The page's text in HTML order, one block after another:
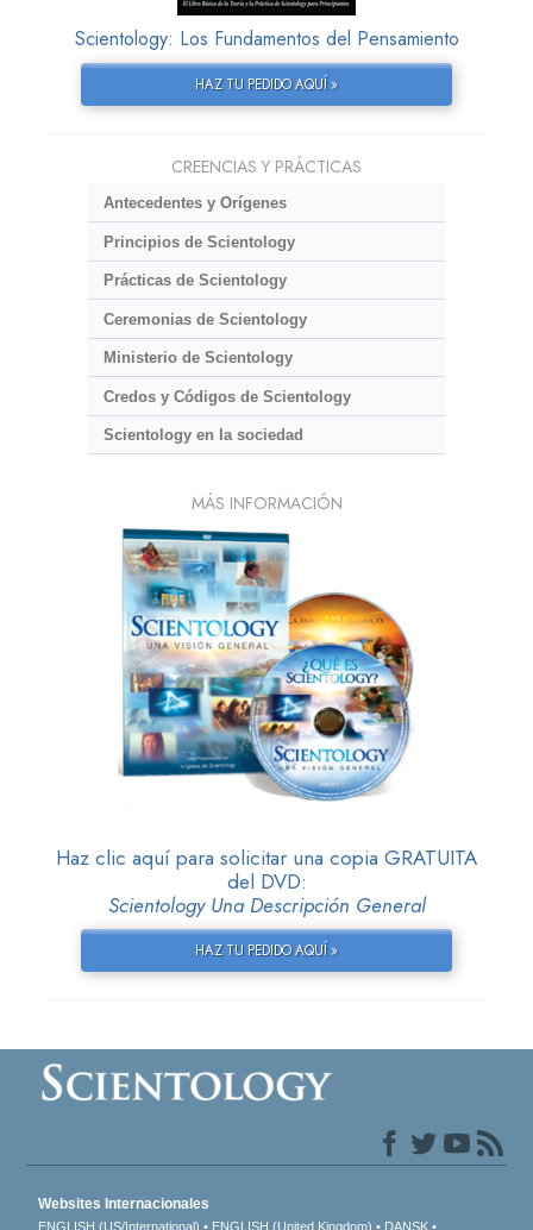
Scientology: Los Fundamentos del Pensamiento
HAZ TU PEDIDO AQUÍ »
CREENCIAS Y PRÁCTICAS
Antecedentes y Orígenes
Principios de Scientology
Prácticas de Scientology
Ceremonias de Scientology
Ministerio de Scientology
Credos y Códigos de Scientology
Scientology en la sociedad
MÁS INFORMACIÓN
Haz clic aquí para solicitar una copia GRATUITA
del DVD:
Scientology Una Descripción General
HAZ TU PEDIDO AQUÍ »
Websites Internacionales
ENGLISH (US/International) ENGLISH (United Kingdom) DANSK